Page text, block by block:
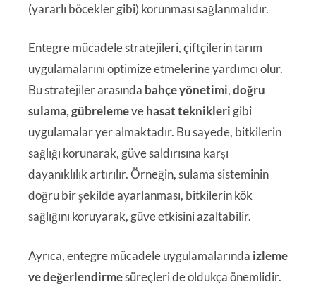
(yararlı böcekler gibi) korunması sağlanmalıdır.
Entegre mücadele stratejileri, çiftçilerin tarım
uygulamalarını optimize etmelerine yardımcı olur.
Bu stratejiler arasında bahçe yönetimi,doğru
sulama,gübrelemevehasat teknikleri gibi
uygulamalar yer almaktadır. Bu sayede, bitkilerin
sağlığı korunarak, güve saldırısına karşı
dayanıklılık artırılır. Örneğin, sulama sisteminin
doğru bir şekilde ayarlanması, bitkilerin kök
sağlığını koruyarak, güve etkisini azaltabilir.
Ayrıca, entegre mücadele uygulamalarında izleme
ve değerlendirmesüreçleri de oldukça önemlidir.